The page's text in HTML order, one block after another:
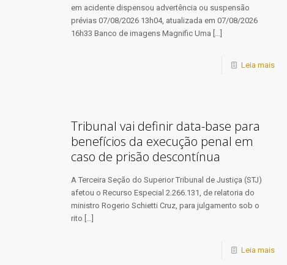
em acidente dispensou advertência ou suspensão
prévias 07/08/2026 13h04, atualizada em 07/08/2026
16h33 Banco de imagens Magnific Uma […]
Leia mais
Tribunal vai definir data-base para
benefícios da execução penal em
caso de prisão descontínua
​A Terceira Seção do Superior Tribunal de Justiça (STJ)
afetou o Recurso Especial 2.266.131, de relatoria do
ministro Rogerio Schietti Cruz, para julgamento sob o
rito […]
Leia mais